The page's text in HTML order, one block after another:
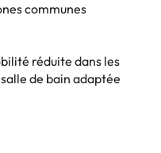
communes
réduite dans les
de bain adaptée